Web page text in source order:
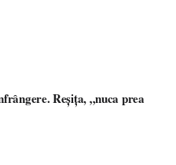
Reșița, „nuca prea